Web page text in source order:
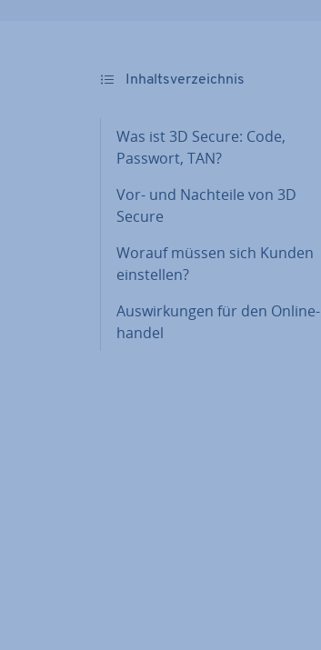
In­halts­ver­zeich­nis
Was ist 3D Secure: Code,
Passwort, TAN?
Vor- und Nachteile von 3D
Secure
Worauf müssen sich Kunden
ein­stel­len?
Aus­wir­kun­gen für den On­line­
han­del